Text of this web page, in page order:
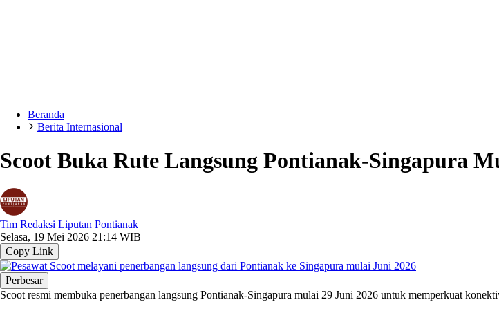
Beranda
Berita Internasional
Scoot Buka Rute Langsung Pontianak-Singapura
Tim Redaksi Liputan Pontianak
Selasa, 19 Mei 2026 21:14 WIB
Copy Link
Perbesar
Scoot resmi membuka penerbangan langsung Pontianak-Singapura mulai 29 Juni 2026 untuk memperkuat